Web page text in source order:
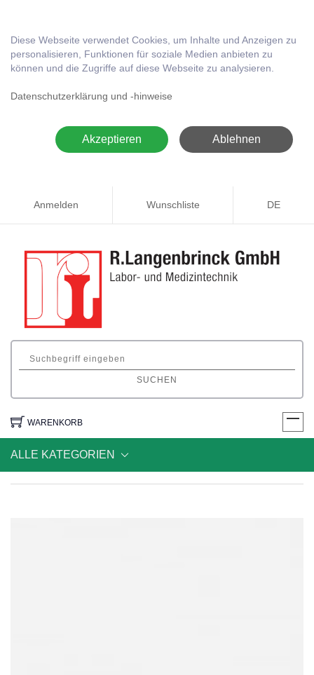
Diese Webseite verwendet Cookies, um Inhalte und Anzeigen zu
personalisieren, Funktionen für soziale Medien anbieten zu
können und die Zugriffe auf diese Webseite zu analysieren.
Datenschutzerklärung und -hinweise
Ablehnen
Akzeptieren
Anmelden Wunschliste DE
SUCHEN
WARENKORB
ALLE KATEGORIEN